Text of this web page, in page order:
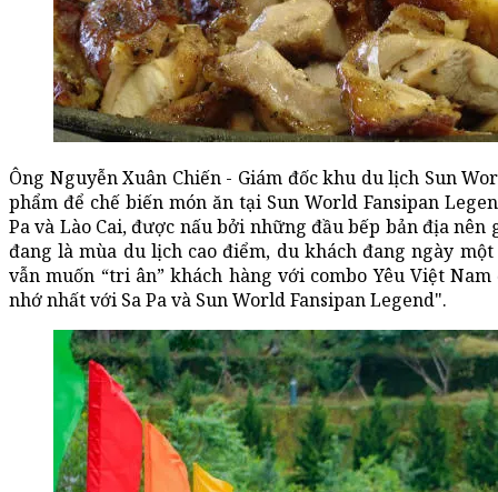
Ông Nguyễn Xuân Chiến - Giám đốc khu du lịch Sun
phẩm để chế biến món ăn tại Sun World Fansipan
Pa và Lào Cai, được nấu bởi những đầu bếp bản địa
đang là mùa du lịch cao điểm, du khách đang ngày
vẫn muốn “tri ân” khách hàng với combo Yêu Việt
nhớ nhất với Sa Pa và Sun World Fansipan Legend".